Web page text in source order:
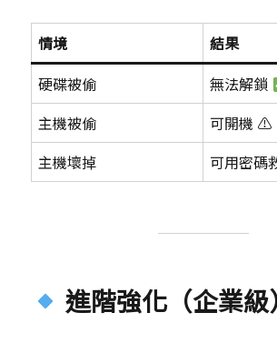
情境
結果
硬碟被偷
無法解鎖
主機被偷
可開機 ⚠
主機壞掉
可用密碼
進階強化（企業級